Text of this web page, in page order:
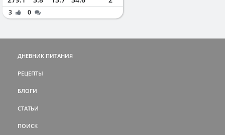
3 0
ДНЕВНИК ПИТАНИЯ
РЕЦЕПТЫ
БЛОГИ
СТАТЬИ
ПОИСК